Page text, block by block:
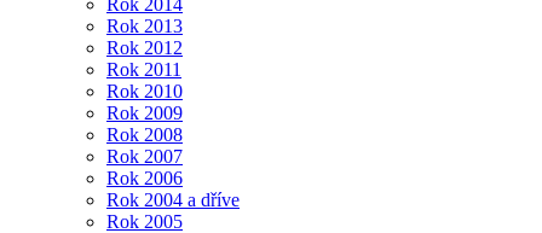
Rok 2014
Rok 2013
Rok 2012
Rok 2011
Rok 2010
Rok 2009
Rok 2008
Rok 2007
Rok 2006
Rok 2004 a dříve
Rok 2005